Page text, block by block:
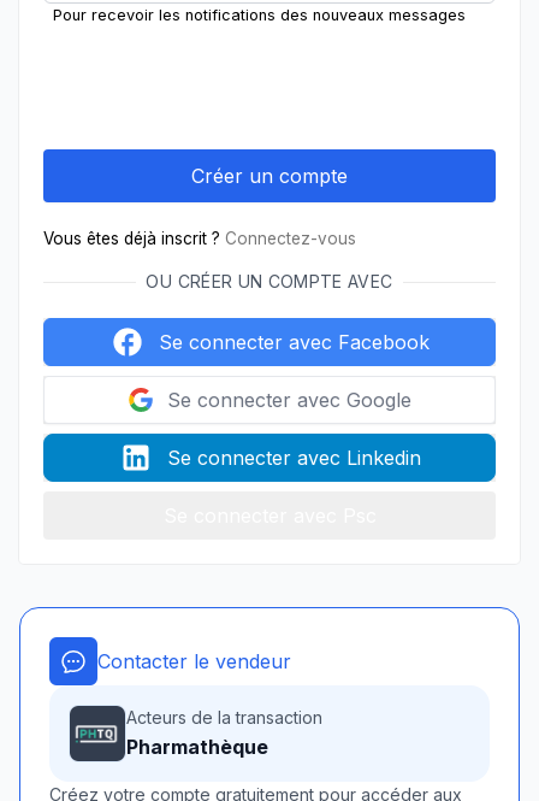
Pour recevoir les notifications des nouveaux messages
Vous êtes déjà inscrit ? Connectez-vous
OU CRÉER UN COMPTE AVEC
Se connecter avec Facebook
Se connecter avec Google
Se connecter avec Linkedin
Contacter le vendeur
Acteurs de la transaction
Pharmathèque
Créez votre compte gratuitement pour accéder aux